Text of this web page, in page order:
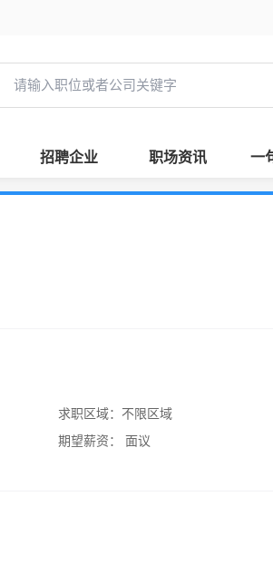
招聘企业 职场资讯 一
求职区域： 不限区域
期望薪资：
面议